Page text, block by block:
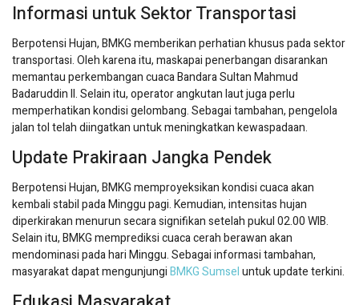
Informasi untuk Sektor Transportasi
Berpotensi Hujan, BMKG memberikan perhatian khusus pada sektor
transportasi. Oleh karena itu, maskapai penerbangan disarankan
memantau perkembangan cuaca Bandara Sultan Mahmud
Badaruddin II. Selain itu, operator angkutan laut juga perlu
memperhatikan kondisi gelombang. Sebagai tambahan, pengelola
jalan tol telah diingatkan untuk meningkatkan kewaspadaan.
Update Prakiraan Jangka Pendek
Berpotensi Hujan, BMKG memproyeksikan kondisi cuaca akan
kembali stabil pada Minggu pagi. Kemudian, intensitas hujan
diperkirakan menurun secara signifikan setelah pukul 02.00 WIB.
Selain itu, BMKG memprediksi cuaca cerah berawan akan
mendominasi pada hari Minggu. Sebagai informasi tambahan,
masyarakat dapat mengunjungiBMKG Sumseluntuk update terkini.